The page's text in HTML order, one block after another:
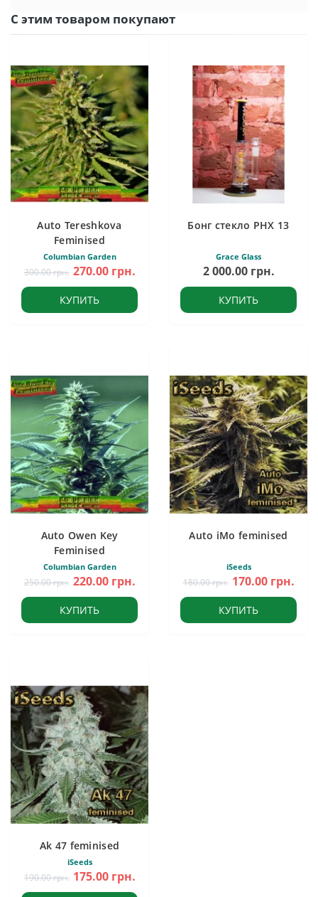
С этим товаром покупают
Auto Tereshkova
Feminised
Columbian Garden
300.00 грн. 270.00 грн.
КУПИТЬ
Бонг стекло PHX 13
Grace Glass
2 000.00 грн.
КУПИТЬ
Auto Owen Key
Feminised
Columbian Garden
250.00 грн. 220.00 грн.
КУПИТЬ
Auto iMo feminised
iSeeds
180.00 грн. 170.00 грн.
КУПИТЬ
Ak 47 feminised
iSeeds
190.00 грн. 175.00 грн.